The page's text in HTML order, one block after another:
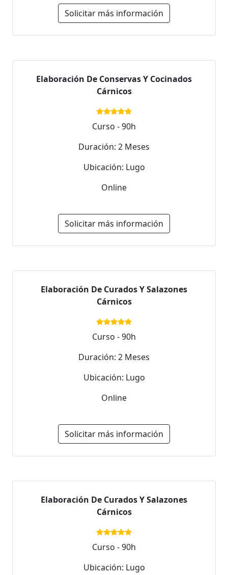
Solicitar más información
Elaboración De Conservas Y Cocinados
Cárnicos
Curso - 90h
Duración: 2 Meses
Ubicación: Lugo
Online
Solicitar más información
Elaboración De Curados Y Salazones
Cárnicos
Curso - 90h
Duración: 2 Meses
Ubicación: Lugo
Online
Solicitar más información
Elaboración De Curados Y Salazones
Cárnicos
Curso - 90h
Ubicación: Lugo